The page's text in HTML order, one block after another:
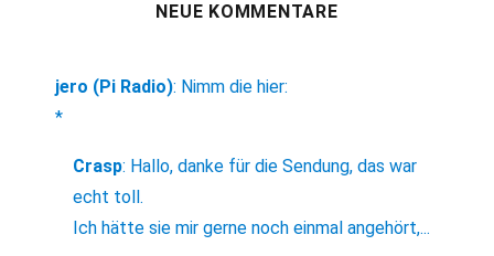
NEUE KOMMENTARE
jero (Pi Radio): Nimm die hier:
*
Crasp: Hallo, danke für die Sendung, das war
echt toll.
Ich hätte sie mir gerne noch einmal angehört,...